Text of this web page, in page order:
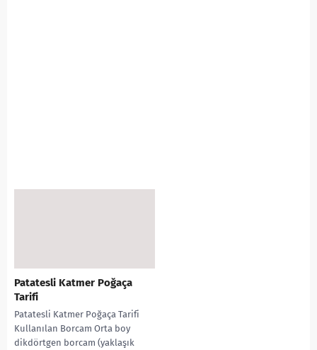
Patatesli Katmer Poğaça
Tarifi
Patatesli Katmer Poğaça Tarifi
Kullanılan Borcam Orta boy
dikdörtgen borcam (yaklaşık